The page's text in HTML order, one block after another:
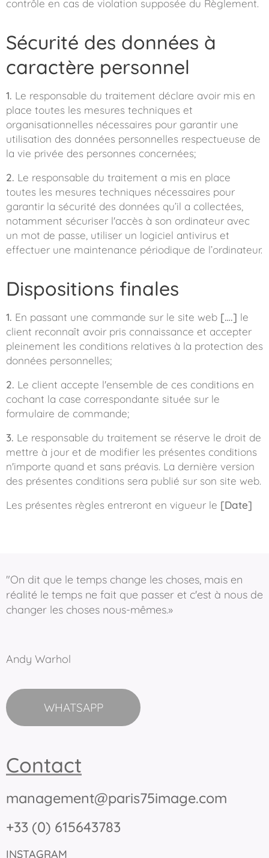
contrôle en cas de violation supposée du Règlement.
Sécurité des données à
caractère personnel
1. Le responsable du traitement déclare avoir mis en
place toutes les mesures techniques et
organisationnelles nécessaires pour garantir une
utilisation des données personnelles respectueuse de
la vie privée des personnes concernées;
2. Le responsable du traitement a mis en place
toutes les mesures techniques nécessaires pour
garantir la sécurité des données qu’il a collectées,
notamment sécuriser l'accès à son ordinateur avec
un mot de passe, utiliser un logiciel antivirus et
effectuer une maintenance périodique de l’ordinateur.
Dispositions finales
1. En passant une commande sur le site web [….] le
client reconnaît avoir pris connaissance et accepter
pleinement les conditions relatives à la protection des
données personnelles;
2. Le client accepte l'ensemble de ces conditions en
cochant la case correspondante située sur le
formulaire de commande;
3. Le responsable du traitement se réserve le droit de
mettre à jour et de modifier les présentes conditions
n'importe quand et sans préavis. La dernière version
des présentes conditions sera publié sur son site web.
Les présentes règles entreront en vigueur le [Date]
"On dit que le temps change les choses, mais en
réalité le temps ne fait que passer et c'est à nous de
changer les choses nous-mêmes.»
Andy Warhol
WHATSAPP
Contact
management@paris75image.com
+33 (0) 615643783
INSTAGRAM